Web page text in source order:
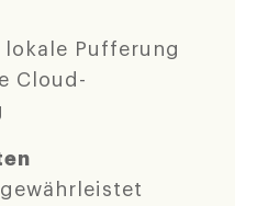
Pufferung
Cloud-